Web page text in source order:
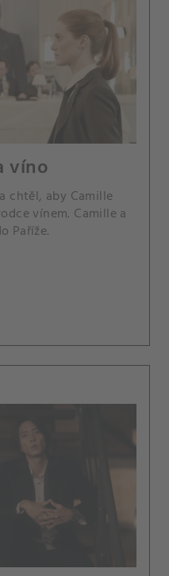
víno
chtěl, aby Camille
vínem. Camille a
Paříže.